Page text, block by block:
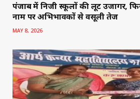
पंजाब में निजी स्कूलों की लूट उजागर,
नाम पर अभिभावकों से वसूली तेज
MAY 8, 2026